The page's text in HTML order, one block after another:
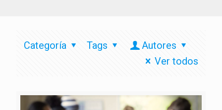
Categoría Tags
Autores
Ver todos